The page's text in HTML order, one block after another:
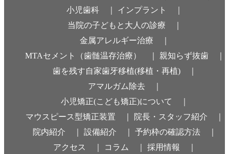
小児歯科 ｜
インプラント ｜
当院の子どもと大人の診療 ｜
金属アレルギー治療 ｜
MTAセメント（歯髄温存治療） ｜
親知らず抜歯 ｜
歯を残す自家歯牙移植(移植・再植) ｜
アマルガム除去 ｜
小児矯正(こども矯正)について ｜
マウスピース型矯正装置 ｜
院長・スタッフ紹介 ｜
院内紹介 ｜
設備紹介 ｜
予約枠の確認方法 ｜
アクセス ｜
コラム ｜ 採用情報 ｜